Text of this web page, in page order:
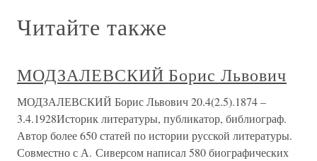
Читайте также
МОДЗАЛЕВСКИЙ Борис Львович
МОДЗАЛЕВСКИЙ Борис Львович 20.4(2.5).1874 –
3.4.1928Историк литературы, публикатор, библиограф.
Автор более 650 статей по истории русской литературы.
Совместно с А. Сиверсом написал 580 биографических